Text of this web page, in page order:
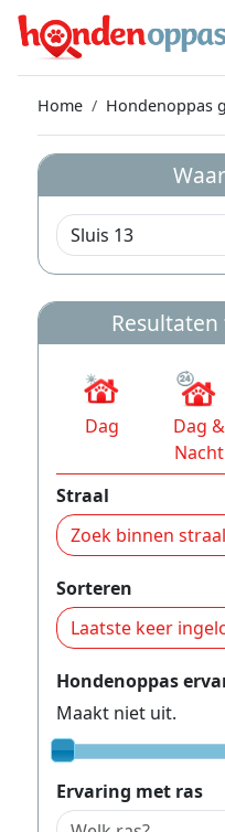
Home Hondenoppas
Dag
Dag &
Nacht
Straal
Zoek binnen straal
Sorteren
Laatste keer
Hondenoppas
Maakt niet uit.
Ervaring met ras